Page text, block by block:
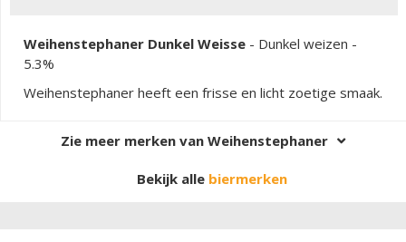
Weihenstephaner Dunkel Weisse - Dunkel weizen -
5.3%
Weihenstephaner heeft een frisse en licht zoetige smaak.
Zie meer merken van Weihenstephaner
Bekijk alle biermerken